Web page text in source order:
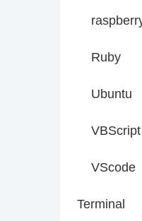
Ruby
Ubuntu
VBScript
VScode
Terminal